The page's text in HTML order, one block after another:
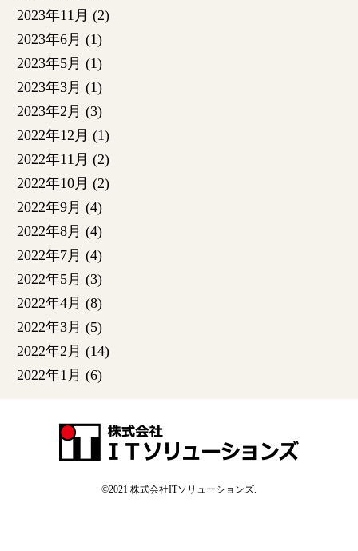
2023年11月 (2)
2023年6月 (1)
2023年5月 (1)
2023年3月 (1)
2023年2月 (3)
2022年12月 (1)
2022年11月 (2)
2022年10月 (2)
2022年9月 (4)
2022年8月 (4)
2022年7月 (4)
2022年5月 (3)
2022年4月 (8)
2022年3月 (5)
2022年2月 (14)
2022年1月 (6)
©2021 株式会社ITソリューションズ